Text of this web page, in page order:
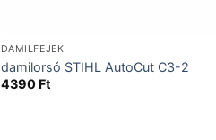
DAMILFEJEK
damilorsó STIHL AutoCut C3-2
4390 Ft